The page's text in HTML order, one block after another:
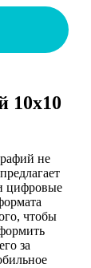
10х10
не
цифровые
чтобы
за